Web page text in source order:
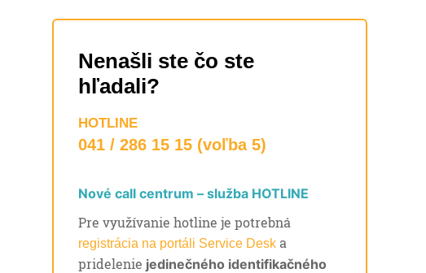
Nenašli ste čo ste
hľadali?
HOTLINE
041 / 286 15 15 (voľba 5)
Nové call centrum – služba HOTLINE
Pre využívanie hotline je potrebná
registrácia na portáli Service Desk a
pridelenie jedinečného identifikačného